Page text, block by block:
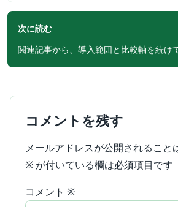
次に読む
関連記事から、導入範囲と比較軸を続け
コメントを残す
メールアドレスが公開されること
※ が付いている欄は必須項目です
コメント ※